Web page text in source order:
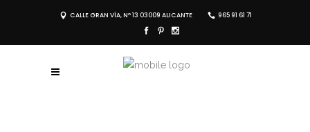
CALLE GRAN VÍA, Nº 13 03009 ALICANTE 965 91 61 71